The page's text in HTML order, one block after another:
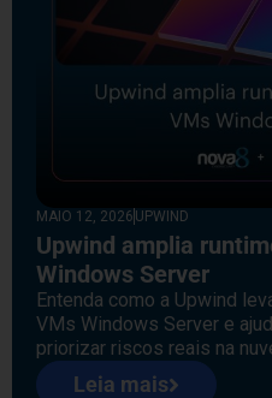
MAIO 12, 2026 UPWIND
Upwind amplia
Windows Server
Entenda como a Upwind
VMs Windows Server e
priorizar riscos reais na
Leia mais